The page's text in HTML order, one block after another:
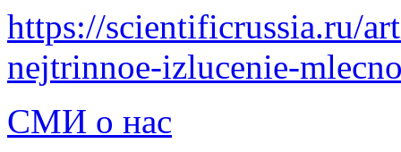
https://scientificrussia.ru/
nejtrinnoe-izlucenie-
СМИ о нас